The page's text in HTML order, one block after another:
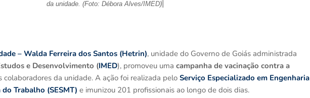
da unidade. (Foto: Débora Alves/IMED)
– Walda Ferreira dos Santos (Hetrin), unidade do Governo de Goiás administrada
e Desenvolvimento (IMED), promoveu uma campanha de vacinação contra a
colaboradores da unidade. A ação foi realizada pelo Serviço Especializado em Engenharia
Trabalho (SESMT) e imunizou 201 profissionais ao longo de dois dias.